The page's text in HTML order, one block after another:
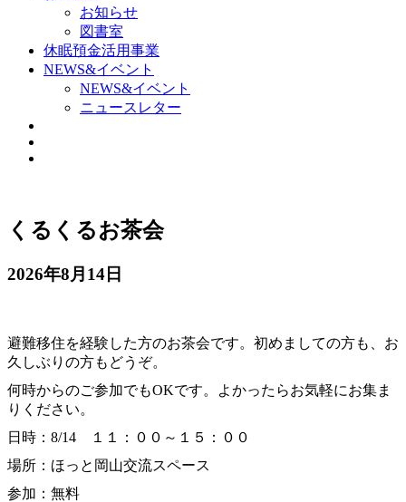
お知らせ
図書室
休眠預金活用事業
NEWS&イベント
NEWS&イベント
ニュースレター
くるくるお茶会
2026年8月14日
避難移住を経験した方のお茶会です。初めましての方も、お
久しぶりの方もどうぞ。
何時からのご参加でもOKです。よかったらお気軽にお集ま
りください。
日時：8/14 １１：００～１５：００
場所：ほっと岡山交流スペース
参加：無料